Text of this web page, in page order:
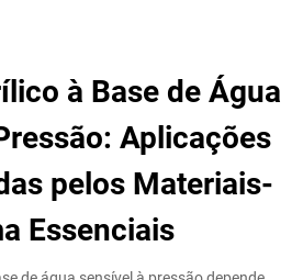
à Base de Água
Aplicações
pelos Materiais-
Essenciais